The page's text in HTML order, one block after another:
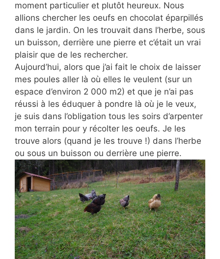
moment particulier et plutôt heureux. Nous
allions chercher les oeufs en chocolat éparpillés
dans le jardin. On les trouvait dans l’herbe, sous
un buisson, derrière une pierre et c’était un vrai
plaisir que de les rechercher.
Aujourd’hui, alors que j’ai fait le choix de laisser
mes poules aller là où elles le veulent (sur un
espace d’environ 2 000 m2) et que je n’ai pas
réussi à les éduquer à pondre là où je le veux,
je suis dans l’obligation tous les soirs d’arpenter
mon terrain pour y récolter les oeufs. Je les
trouve alors (quand je les trouve !) dans l’herbe
ou sous un buisson ou derrière une pierre.